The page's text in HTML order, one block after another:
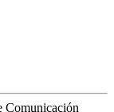
Comunicación